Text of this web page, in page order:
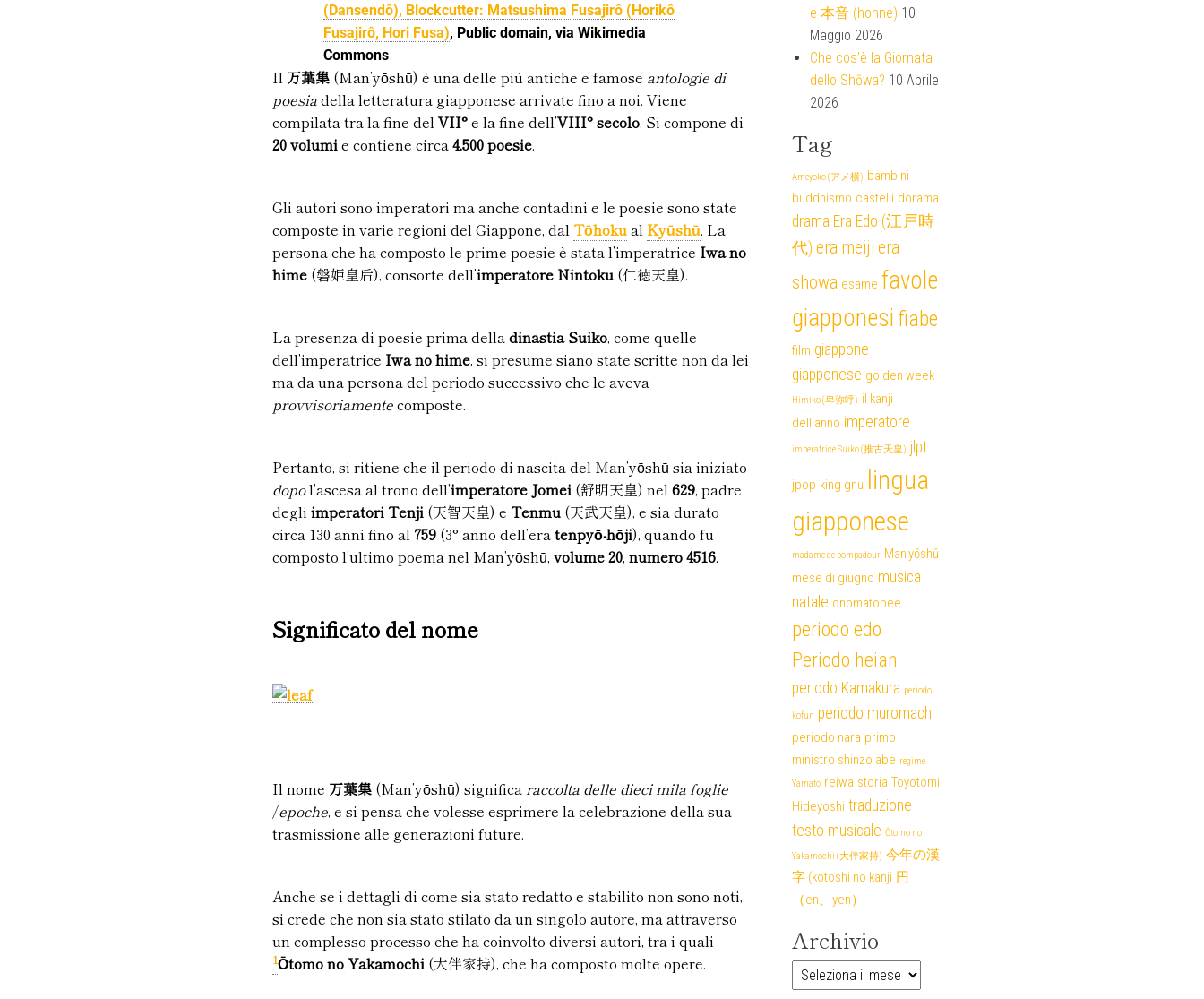
(Dansendô), Blockcutter: Matsushima Fusajirô (Horikô
Fusajirô, Hori Fusa), Public domain, via Wikimedia
Commons
Il 万葉集 (Man’yōshū) è una delle più antiche e famose antologie di
poesiadella letteratura giapponese arrivate fino a noi. Viene
compilata tra la fine delVII°e la fine dell’VIII° secolo. Si compone di
20 volumie contiene circa4.500 poesie.
Gli autori sono imperatori ma anche contadini e le poesie sono state
composte in varie regioni del Giappone, dal Tōhokual Kyūshū. La
persona che ha composto le prime poesie è stata l’imperatrice Iwa no
hime(磐姫皇后), consorte dell’imperatore Nintoku(仁徳天皇).
La presenza di poesie prima delladinastia Suiko, come quelle
dell’imperatrice Iwa no hime, si presume siano state scritte non da lei
ma da una persona del periodo successivo che le aveva
provvisoriamentecomposte.
Pertanto, si ritiene che il periodo di nascita del Man’yōshū sia iniziato
dopol’ascesa al trono dell’imperatore Jomei(舒明天皇) nel629, padre
degli imperatori Tenji (天智天皇) e Tenmu(天武天皇), e sia durato
circa 130 anni fino al 759(3° anno dell’eratenpyō-hōji), quando fu
composto l’ultimo poema nel Man’yōshū, volume 20, numero 4516.
Significato del nome
Il nome 万葉集 (Man’yōshū) significa raccolta delle dieci mila foglie
/epoche, e si pensa che volesse esprimere la celebrazione della sua
trasmissione alle generazioni future.
Anche se i dettagli di come sia stato redatto e stabilito non sono noti,
si crede che non sia stato stilato da un singolo autore, ma attraverso
un complesso processo che ha coinvolto diversi autori, tra i quali
1Ōtomo no Yakamochi (大伴家持), che ha composto molte opere.
e 本音 (honne) 10
Maggio 2026
Che cos’è la Giornata
dello Shōwa? 10 Aprile
2026
Tag
Ameyoko (アメ横) bambini
buddhismo castelli dorama
drama Era Edo (江戸時
代) era meiji era
showa esame favole
giapponesi fiabe
film giappone
giapponese golden week
Himiko (卑弥呼) il kanji
dell'anno imperatore
imperatrice Suiko (推古天皇) jlpt
jpop king gnu
lingua
giapponese
madame de pompadour Man'yōshū
mese di giugno musica
natale onomatopee
periodo edo
Periodo heian
periodo Kamakura periodo
kofun periodo muromachi
periodo nara primo
ministro shinzo abe regime
Yamato reiwa storia Toyotomi
Hideyoshi traduzione
testo musicale Ōtomo no
Yakamochi (大伴家持) 今年の漢
字 (kotoshi no kanji 円
（en、yen）
Archivio